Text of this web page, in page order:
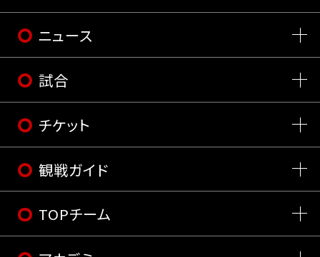
ニュース
試合
チケット
観戦ガイド
TOPチーム